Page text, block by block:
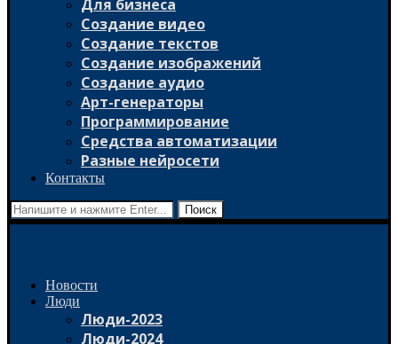
Для бизнеса
Создание видео
Создание текстов
Создание изображений
Создание аудио
Арт-генераторы
Программирование
Средства автоматизации
Разные нейросети
Контакты
Поиск
Новости
Люди
Люди-2023
Люди-2024